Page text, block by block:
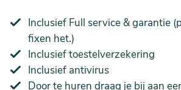
Inclusief Full service & garantie
fixen het.)
Inclusief toestelverzekering
Inclusief antivirus
Door te huren draag je bij aan